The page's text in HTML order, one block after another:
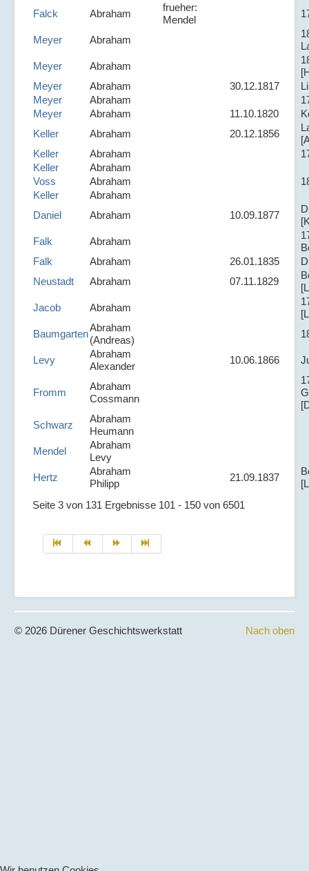
Falck
Abraham
frueher:
Mendel
Meyer Abraham
Meyer
Abraham
Meyer
Abraham 30.12.1817
Meyer
Abraham
Meyer
Abraham 11.10.1820
Keller
Abraham 20.12.1856
Keller
Abraham
Keller
Abraham
Voss
Abraham
Keller
Abraham
Daniel
Abraham 10.09.1877
Falk
Abraham
Falk
Abraham 26.01.1835
Neustadt
Abraham 07.11.1829
Jacob
Abraham
Baumgarten
Abraham
(Andreas)
Levy
Abraham
Alexander
10.06.1866
Fromm
Abraham
Cossmann
Schwarz
Abraham
Heumann
Mendel
Abraham
Levy
Hertz
Abraham
Philipp
21.09.1837
Seite 3 von 131 Ergebnisse 101 - 150 von 6501
Nach oben
© 2026 Dürener Geschichtswerkstatt